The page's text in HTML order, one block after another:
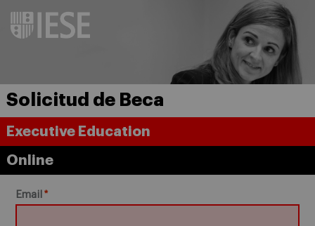
Solicitud de Beca
Executive Education
Online
Email